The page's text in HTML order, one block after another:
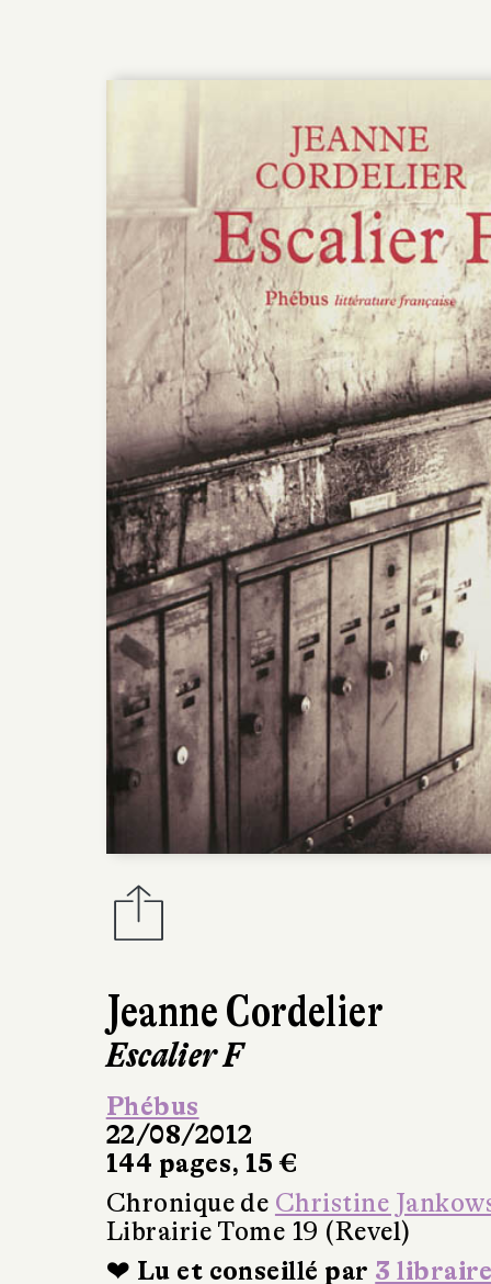
Jeanne Cordelier
Escalier F
Phébus
22/08/2012
144 pages, 15 €
Chronique de Christine
Librairie Tome 19 (Revel)
❤ Lu et conseillé par 3